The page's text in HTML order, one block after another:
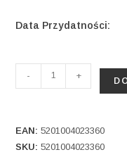
Data Przydatności:
Caprice
- +
EAN:5201004023360
SKU:5201004023360